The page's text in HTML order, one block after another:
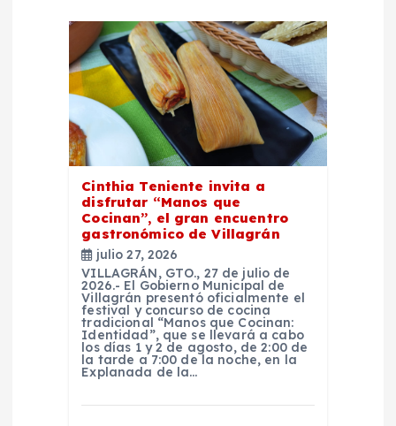
Cinthia Teniente invita a
disfrutar “Manos que
Cocinan”, el gran encuentro
gastronómico de Villagrán
julio 27, 2026
VILLAGRÁN, GTO., 27 de julio de
2026.- El Gobierno Municipal de
Villagrán presentó oficialmente el
festival y concurso de cocina
tradicional “Manos que Cocinan:
Identidad”, que se llevará a cabo
los días 1 y 2 de agosto, de 2:00 de
la tarde a 7:00 de la noche, en la
Explanada de la…